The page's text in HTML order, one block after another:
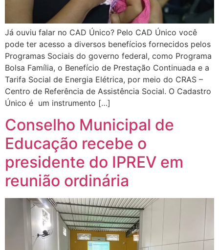
Já ouviu falar no CAD Único? Pelo CAD Único você
pode ter acesso a diversos benefícios fornecidos pelos
Programas Sociais do governo federal, como Programa
Bolsa Família, o Benefício de Prestação Continuada e a
Tarifa Social de Energia Elétrica, por meio do CRAS –
Centro de Referência de Assistência Social. O Cadastro
Único é um instrumento […]
Conselho Municipal de
Educação recebe o
presidente do IPREV em
reunião ordinária